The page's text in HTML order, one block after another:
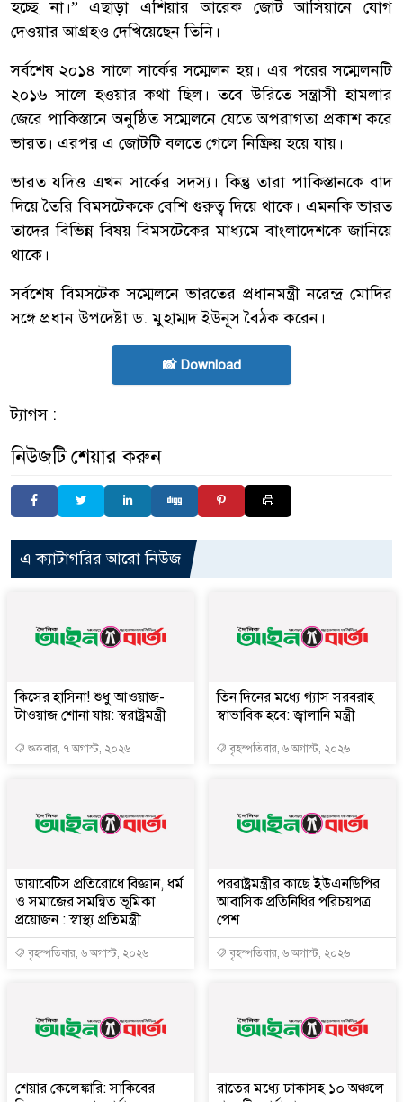
হচ্ছে না।” এছাড়া এশিয়ার আরেক জোট আসিয়ানে যোগ
দেওয়ার আগ্রহও দেখিয়েছেন তিনি।
সর্বশেষ ২০১৪ সালে সার্কের সম্মেলন হয়। এর পরের সম্মেলনটি
২০১৬ সালে হওয়ার কথা ছিল। তবে উরিতে সন্ত্রাসী হামলার
জেরে পাকিস্তানে অনুষ্ঠিত সম্মেলনে যেতে অপরাগতা প্রকাশ করে
ভারত। এরপর এ জোটটি বলতে গেলে নিষ্ক্রিয় হয়ে যায়।
ভারত যদিও এখন সার্কের সদস্য। কিন্তু তারা পাকিস্তানকে বাদ
দিয়ে তৈরি বিমসটেককে বেশি গুরুত্ব দিয়ে থাকে। এমনকি ভারত
তাদের বিভিন্ন বিষয় বিমসটেকের মাধ্যমে বাংলাদেশকে জানিয়ে
থাকে।
সর্বশেষ বিমসটেক সম্মেলনে ভারতের প্রধানমন্ত্রী নরেন্দ্র মোদির
সঙ্গে প্রধান উপদেষ্টা ড. মুহাম্মদ ইউনূস বৈঠক করেন।
📸 Download
ট্যাগস :
নিউজটি শেয়ার করুন
এ ক্যাটাগরির আরো নিউজ
কিসের হাসিনা! শুধু আওয়াজ-
টাওয়াজ শোনা যায়: স্বরাষ্ট্রমন্ত্রী
শুক্রবার, ৭ অগাস্ট, ২০২৬
তিন দিনের মধ্যে গ্যাস সরবরাহ
স্বাভাবিক হবে: জ্বালানি মন্ত্রী
বৃহস্পতিবার, ৬ অগাস্ট, ২০২৬
ডায়াবেটিস প্রতিরোধে বিজ্ঞান, ধর্ম
ও সমাজের সমন্বিত ভূমিকা
প্রয়োজন : স্বাস্থ্য প্রতিমন্ত্রী
বৃহস্পতিবার, ৬ অগাস্ট, ২০২৬
পররাষ্ট্রমন্ত্রীর কা‌ছে ইউএনডিপির
আবাসিক প্রতিনিধির পরিচয়পত্র
পেশ
বৃহস্পতিবার, ৬ অগাস্ট, ২০২৬
শেয়ার কেলেঙ্কারি: সাকিবের
রাতের মধ্যে ঢাকাসহ ১০ অঞ্চলে